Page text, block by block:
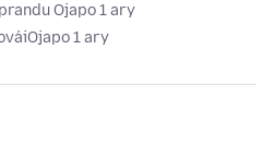
Ojapo 1 ary
Ojapo 1 ary